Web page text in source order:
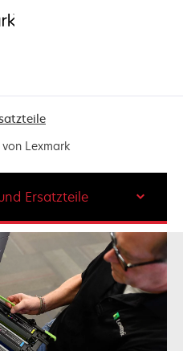
Lexmark
Ersatzteile